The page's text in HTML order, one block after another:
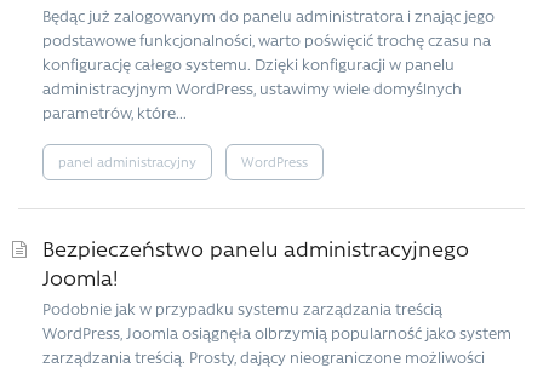
Będąc już zalogowanym do panelu administratora i znając jego
podstawowe funkcjonalności, warto poświęcić trochę czasu na
konfigurację całego systemu. Dzięki konfiguracji w panelu
administracyjnym WordPress, ustawimy wiele domyślnych
parametrów, które...
panel administracyjny WordPress
Bezpieczeństwo panelu administracyjnego
Joomla!
Podobnie jak w przypadku systemu zarządzania treścią
WordPress, Joomla osiągnęła olbrzymią popularność jako system
zarządzania treścią. Prosty, dający nieograniczone możliwości